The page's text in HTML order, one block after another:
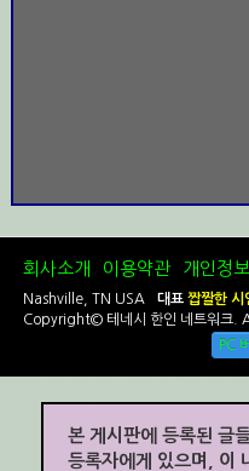
회사소개 이용약관 개인정
Nashville, TN USA 대표 짭짤한 시
Copyright© 테네시 한인 네트워크.
PC
본 게시판에 등록된 글
등록자에게 있으며, 이